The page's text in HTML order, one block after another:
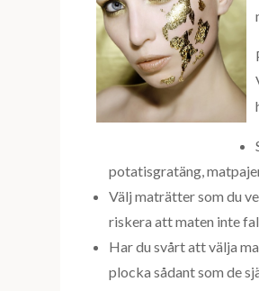
potatisgratäng,
Välj maträtter som du
riskera att maten inte
Har du svårt att välja
plocka sådant som de